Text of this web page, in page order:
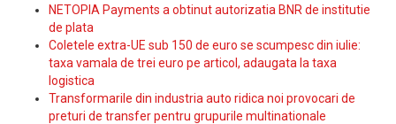
NETOPIA Payments a obtinut autorizatia BNR de institutie
de plata
Coletele extra-UE sub 150 de euro se scumpesc din iulie:
taxa vamala de trei euro pe articol, adaugata la taxa
logistica
Transformarile din industria auto ridica noi provocari de
preturi de transfer pentru grupurile multinationale